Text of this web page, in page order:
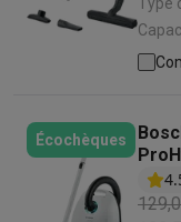
Écochèques